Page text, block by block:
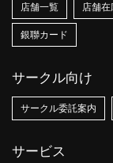
店舗一覧 店舗
銀聯カード
サークル向け
サークル委託案内
サービス